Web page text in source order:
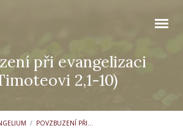
při evangelizaci
2,1-10)
/ POVZBUZENÍ PŘI…